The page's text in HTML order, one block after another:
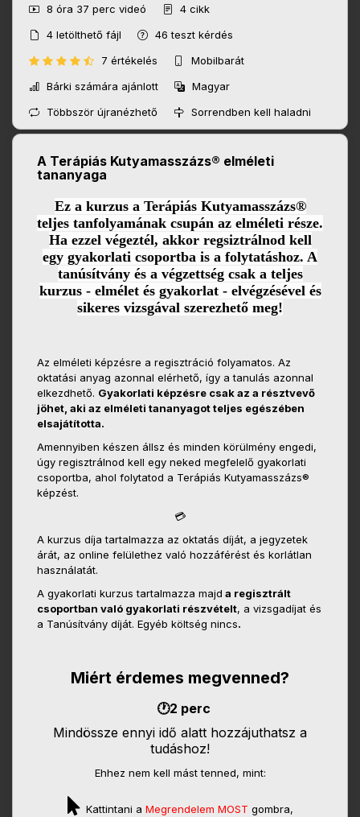
8 óra 37 perc videó 4 cikk
4 letölthető fájl 46teszt kérdés
7 értékelés
Mobilbarát
Bárki számára ajánlott
Magyar
Többször újranézhető
Sorrendben kell haladni
A Terápiás Kutyamasszázs® elméleti
tananyaga
Ez a kurzus a Terápiás Kutyamasszázs®
teljes tanfolyamának csupán az elméleti része.
Ha ezzel végeztél, akkor regsiztrálnod kell
egy gyakorlati csoportba is a folytatáshoz. A
tanúsítvány és a végzettség csak a teljes
kurzus - elmélet és gyakorlat - elvégzésével és
sikeres vizsgával szerezhető meg!
Az elméleti képzésre a regisztráció folyamatos. Az
oktatási anyag azonnal elérhető, így a tanulás azonnal
elkezdhető. Gyakorlati képzésre csak az a résztvevő
jöhet, aki az elméleti tananyagot teljes egészében
elsajátította.
Amennyiben készen állsz és minden körülmény engedi,
úgy regisztrálnod kell egy neked megfelelő gyakorlati
csoportba, ahol folytatod a Terápiás Kutyamasszázs®
képzést.
💳
A kurzus díja tartalmazza az oktatás díját, a jegyzetek
árát, az online felülethez való hozzáférést és korlátlan
használatát.
A gyakorlati kurzus tartalmazza majd a regisztrált
csoportban való gyakorlati részvételt, a vizsgadíjat és
a Tanúsítvány díját. Egyéb költség nincs.
Miért érdemes megvenned?
🕐2 perc
Mindössze ennyi idő alatt hozzájuthatsz a
tudáshoz!
Ehhez nem kell mást tenned, mint:
Kattintani a Megrendelem MOST gombra,